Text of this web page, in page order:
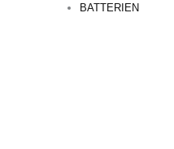
BATTERIEN